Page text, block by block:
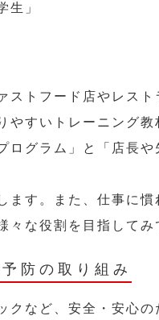
生」
ストフード店やレス
すいトレーニング
ログラム」と「店長
す。また、仕事に
な役割を目指してみ
防の取り組み
など、安全・安心